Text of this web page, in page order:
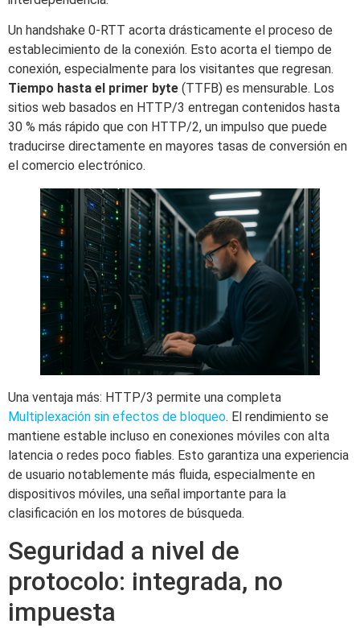
Un handshake 0-RTT acorta drásticamente el proceso de
establecimiento de la conexión. Esto acorta el tiempo de
conexión, especialmente para los visitantes que regresan.
Tiempo hasta el primer byte (TTFB) es mensurable. Los
sitios web basados en HTTP/3 entregan contenidos hasta
30 % más rápido que con HTTP/2, un impulso que puede
traducirse directamente en mayores tasas de conversión en
el comercio electrónico.
Una ventaja más: HTTP/3 permite una completa
Multiplexación sin efectos de bloqueo. El rendimiento se
mantiene estable incluso en conexiones móviles con alta
latencia o redes poco fiables. Esto garantiza una experiencia
de usuario notablemente más fluida, especialmente en
dispositivos móviles, una señal importante para la
clasificación en los motores de búsqueda.
Seguridad a nivel de
protocolo: integrada, no
impuesta